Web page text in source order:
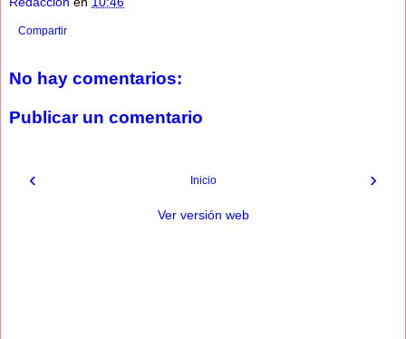
Compartir
No hay comentarios:
Publicar un comentario
‹ ›
Inicio
Ver versión web